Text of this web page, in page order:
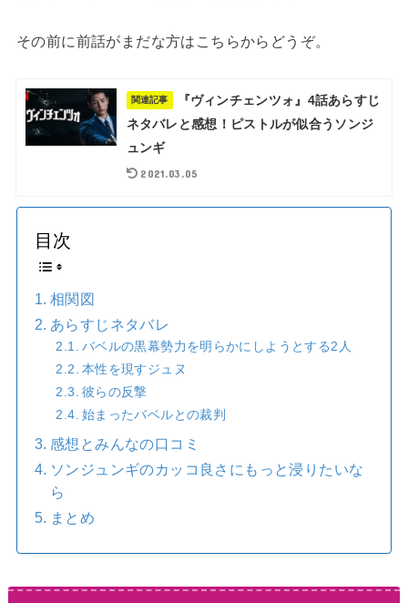
その前に前話がまだな方はこちらからどうぞ。
関連記事
『ヴィンチェンツォ』4話あらすじ
ネタバレと感想！ピストルが似合うソンジ
ュンギ
2021.03.05
目次
相関図
あらすじネタバレ
バベルの黒幕勢力を明らかにしようとする2人
本性を現すジュヌ
彼らの反撃
始まったバベルとの裁判
感想とみんなの口コミ
ソンジュンギのカッコ良さにもっと浸りたいな
ら
まとめ